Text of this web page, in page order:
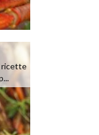
ricette